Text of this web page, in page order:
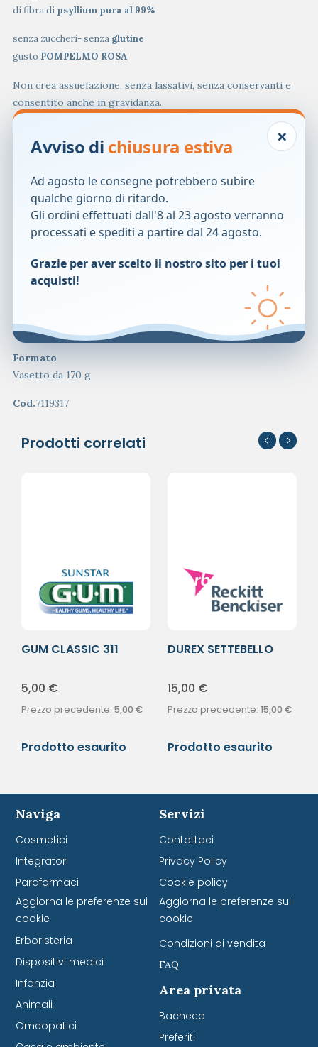
di fibra di psyllium pura al 99%
senza zuccheri- senza glutine
gusto POMPELMO ROSA
Non crea assuefazione, senza lassativi, senza conservanti e
consentito anche in gravidanza.
Pu&ograve; essere diluito in un bicchiere d&rsquo;acqua
spremute oppure frutta omogeneizzata.
Dopo aver mescolato, bere il contenuto immediatamente.
La formazione di gel &egrave; segnale delle ottime
qualit&agrave; del prodotto.
Avvertenze
Non eccedere la dose giornaliera consigliata. Tenere fuori
dalla portata dei bambini di et&agrave; inferiore ai 3 anni. Gli
integratori alimentari non vanno intesi come sostituti di una
dieta variata e di uno stile di vita sano.
Formato
Vasetto da 170 g
Cod.7119317
Prodotti correlati
GUM CLASSIC 311
5,00 €
Prezzo precedente: 5,00 €
Prodotto esaurito
DUREX SETTEBELLO
15,00 €
Prezzo precedente: 15,00 €
Prodotto esaurito
Naviga
Cosmetici
Integratori
Parafarmaci
Aggiorna le preferenze sui
cookie
Erboristeria
Dispositivi medici
Infanzia
Animali
Omeopatici
Servizi
Contattaci
Privacy Policy
Cookie policy
Aggiorna le preferenze sui
cookie
Condizioni di vendita
FAQ
Area privata
Bacheca
Preferiti
×
Avviso di chiusura estiva
Ad agosto le consegne potrebbero subire
qualche giorno di ritardo.
Gli ordini effettuati dall'8 al 23 agosto verranno
processati e spediti a partire dal 24 agosto.
Grazie per aver scelto il nostro sito per i tuoi
acquisti!